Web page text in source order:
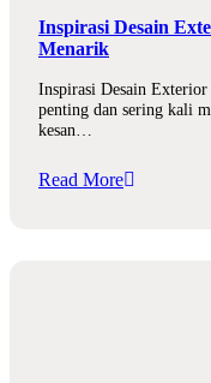
Inspirasi Desain
Menarik
Inspirasi Desain
penting dan sering kali
kesan…
Read More